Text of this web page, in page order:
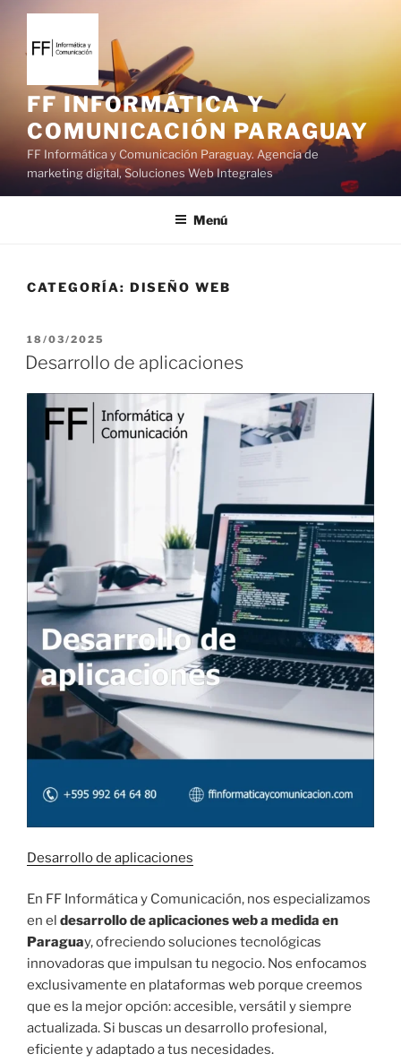
l
FF INFORMÁTICA Y
COMUNICACIÓN PARAGUAY
FF Informática y Comunicación Paraguay. Agencia de
marketing digital, Soluciones Web Integrales
Menú
CATEGORÍA: DISEÑO WEB
P
U
B
O
E
18/03/2025
Desarrollo de aplicaciones
Desarrollo de aplicaciones
En FF Informática y Comunicación, nos especializamos
en el desarrollo de aplicaciones web a medida en
Paraguay, ofreciendo soluciones tecnológicas
innovadoras que impulsan tu negocio. Nos enfocamos
exclusivamente en plataformas web porque creemos
que es la mejor opción: accesible, versátil y siempre
actualizada. Si buscas un desarrollo profesional,
eficiente y adaptado a tus necesidades.